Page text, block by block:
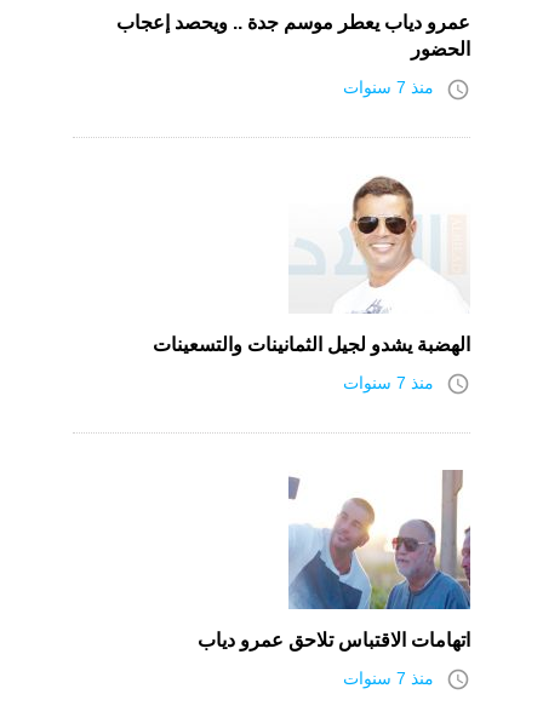
عمرو دياب يعطر موسم جدة .. ويحصد إعجاب
الحضور
access_time منذ 7 سنوات
الهضبة يشدو لجيل الثمانينات والتسعينات
access_time منذ 7 سنوات
اتهامات الاقتباس تلاحق عمرو دياب
access_time منذ 7 سنوات